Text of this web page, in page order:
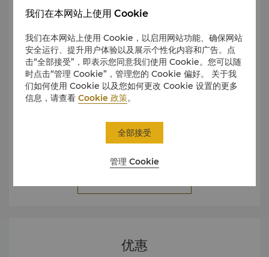
我们提供完美的活动策划，将您的梦想变为现实，在您完成信
优惠
我们在本网站上使用 Cookie
我们在本网站上使用 Cookie，以启用网站功能、确保网站
安全运行、提升用户体验以及展示个性化内容和广告。点
击“全部接受”，即表示您同意我们使用 Cookie。您可以随
时点击“管理 Cookie”，管理您的 Cookie 偏好。 关于我
们如何使用 Cookie 以及您如何更改 Cookie 设置的更多
信息，请查看Cookie 政策。
管理 Cookie
全部接受